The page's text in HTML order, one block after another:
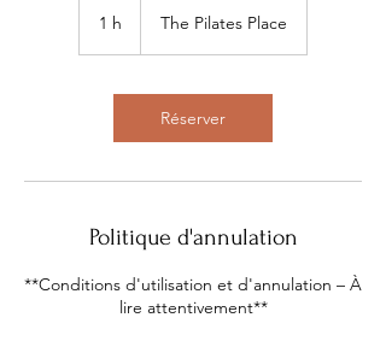
1 h The Pilates Place
Réserver
Politique d'annulation
**Conditions d'utilisation et d'annulation – À
lire attentivement**